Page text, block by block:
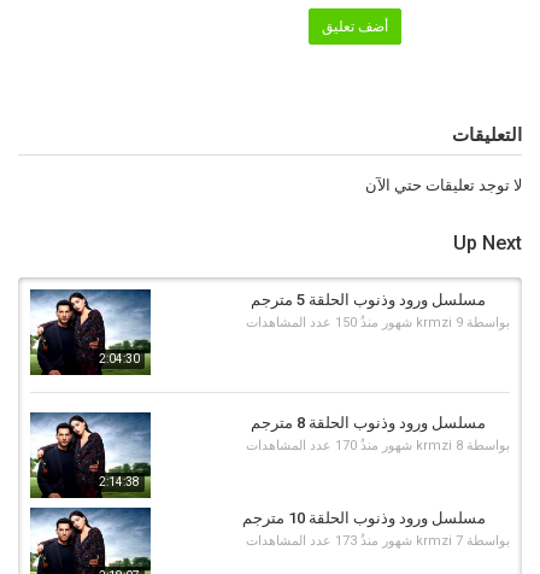
ورود وذنوب الحلقة 31
, ورود وذنوب حلقة 31 مترجم
أضف تعليق
التعليقات
لا توجد تعليقات حتي الآن
Up Next
2:04:30
مسلسل ورود وذنوب الحلقة 5 مترجم
بواسطة krmzi 9 شهور منذُ 150 عدد المشاهدات
2:14:38
مسلسل ورود وذنوب الحلقة 8 مترجم
بواسطة krmzi 8 شهور منذُ 170 عدد المشاهدات
مسلسل ورود وذنوب الحلقة 10 مترجم
بواسطة krmzi 7 شهور منذُ 173 عدد المشاهدات